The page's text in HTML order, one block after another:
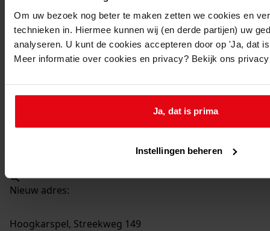
Om uw bezoek nog beter te maken zetten we cookies en
technieken in. Hiermee kunnen wij (en derde partijen) uw
analyseren. U kunt de cookies accepteren door op 'Ja, dat
Meer informatie over cookies en privacy? Bekijk ons
Ja, dat is prima
Instellingen beheren
3757 Verbouwen schuur, 1979
Datering:
1979
Beschrijving:
Datum vergunning:
Adres:
Nieuw adres:
Hoogkarspel, Streekweg 149